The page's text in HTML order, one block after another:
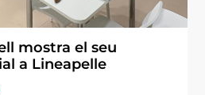
mostra el seu
a Lineapelle